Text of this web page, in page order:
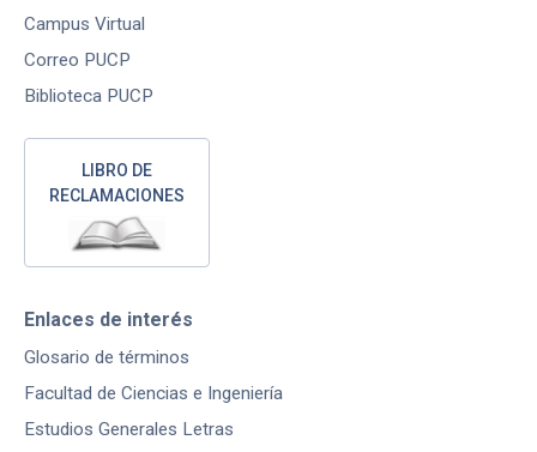
Campus Virtual
Correo PUCP
Biblioteca PUCP
LIBRO DE
RECLAMACIONES
Enlaces de interés
Glosario de términos
Facultad de Ciencias e Ingeniería
Estudios Generales Letras